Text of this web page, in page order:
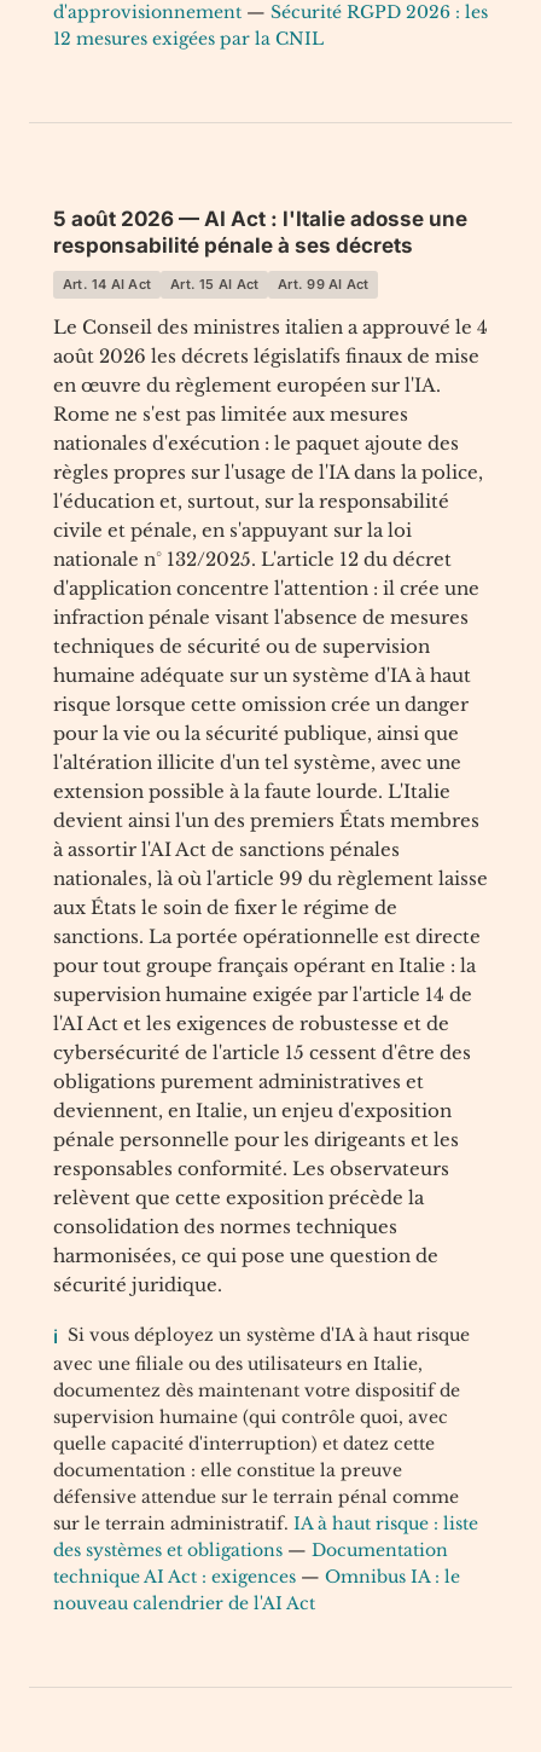
d'approvisionnement — Sécurité RGPD 2026 : les
12 mesures exigées par la CNIL
5 août 2026 — AI Act : l'Italie adosse une
responsabilité pénale à ses décrets
Art. 14 AI Act Art. 15 AI Act Art. 99 AI Act
Le Conseil des ministres italien a approuvé le 4
août 2026 les décrets législatifs finaux de mise
en œuvre du règlement européen sur l'IA.
Rome ne s'est pas limitée aux mesures
nationales d'exécution : le paquet ajoute des
règles propres sur l'usage de l'IA dans la police,
l'éducation et, surtout, sur la responsabilité
civile et pénale, en s'appuyant sur la loi
nationale n° 132/2025. L'article 12 du décret
d'application concentre l'attention : il crée une
infraction pénale visant l'absence de mesures
techniques de sécurité ou de supervision
humaine adéquate sur un système d'IA à haut
risque lorsque cette omission crée un danger
pour la vie ou la sécurité publique, ainsi que
l'altération illicite d'un tel système, avec une
extension possible à la faute lourde. L'Italie
devient ainsi l'un des premiers États membres
à assortir l'AI Act de sanctions pénales
nationales, là où l'article 99 du règlement laisse
aux États le soin de fixer le régime de
sanctions. La portée opérationnelle est directe
pour tout groupe français opérant en Italie : la
supervision humaine exigée par l'article 14 de
l'AI Act et les exigences de robustesse et de
cybersécurité de l'article 15 cessent d'être des
obligations purement administratives et
deviennent, en Italie, un enjeu d'exposition
pénale personnelle pour les dirigeants et les
responsables conformité. Les observateurs
relèvent que cette exposition précède la
consolidation des normes techniques
harmonisées, ce qui pose une question de
sécurité juridique.
Si vous déployez un système d'IA à haut risque
avec une filiale ou des utilisateurs en Italie,
documentez dès maintenant votre dispositif de
supervision humaine (qui contrôle quoi, avec
quelle capacité d'interruption) et datez cette
documentation : elle constitue la preuve
défensive attendue sur le terrain pénal comme
sur le terrain administratif. IA à haut risque : liste
des systèmes et obligations — Documentation
technique AI Act : exigences — Omnibus IA : le
nouveau calendrier de l'AI Act